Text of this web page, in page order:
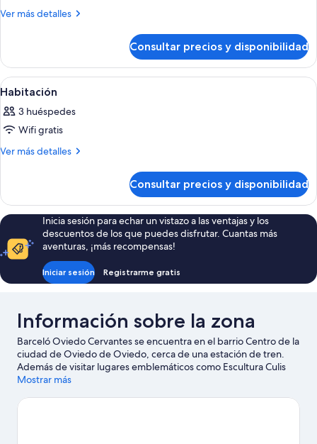
de
Ver más detalles
Más
Consultar precios y disponibilidad
Abrir
todas
las
fotos
de
Una habitación de hotel moderna
7
Habitación
3 huéspedes
Wifi gratis
Ver más detalles
Más
Consultar precios y disponibilidad
Inicia sesión para echar un vistazo a las ventajas y los
descuentos de los que puedes disfrutar. Cuantas más
aventuras, ¡más recompensas!
Iniciar sesión Registrarme gratis
Información sobre la zona
Barceló Oviedo Cervantes se encuentra en el barrio Centro de la
ciudad de Oviedo de Oviedo, cerca de una estación de tren.
Además de visitar lugares emblemáticos como Escultura Culis
Monumentalibus y Estatua de Woody Allen, si lo tuyo son las
También merece la pena acercarse a Universidad de Oviedo y
Mostrar más